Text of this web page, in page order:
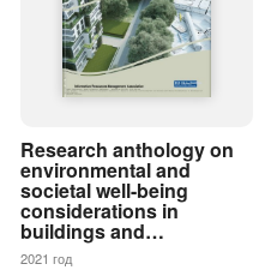
Research anthology on
environmental and
societal well-being
considerations in
buildings and…
2021 год